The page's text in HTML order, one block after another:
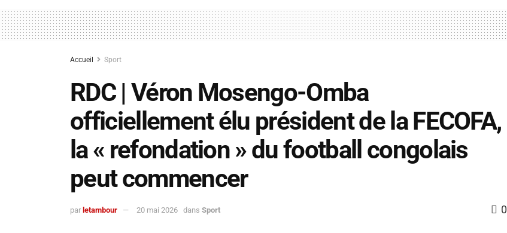
Accueil Sport
RDC | Véron Mosengo-Omba
officiellement élu président de la FECOFA,
la « refondation » du football congolais
peut commencer
par letambour 20 mai 2026 dans Sport 0